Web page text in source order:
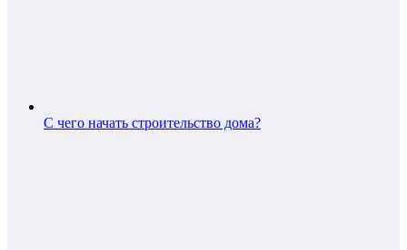
С чего начать строительство дома?